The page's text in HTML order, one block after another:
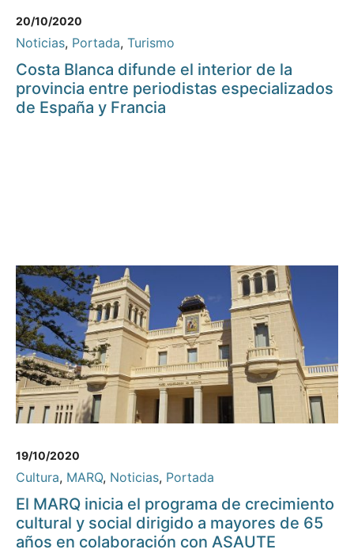
20/10/2020
Noticias, Portada, Turismo
Costa Blanca difunde el interior de la
provincia entre periodistas especializados
de España y Francia
19/10/2020
Cultura, MARQ, Noticias, Portada
El MARQ inicia el programa de crecimiento
cultural y social dirigido a mayores de 65
años en colaboración con ASAUTE